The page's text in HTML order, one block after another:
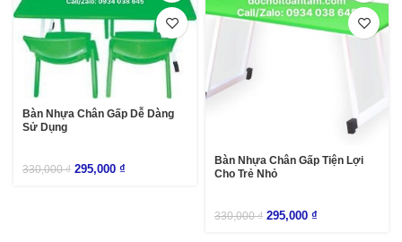
Bàn Nhựa Chân Gấp Dễ Dàng
Sử Dụng
330,000₫ 295,000 ₫
Bàn Nhựa Chân Gấp Tiện Lợi
Cho Trẻ Nhỏ
330,000₫ 295,000 ₫